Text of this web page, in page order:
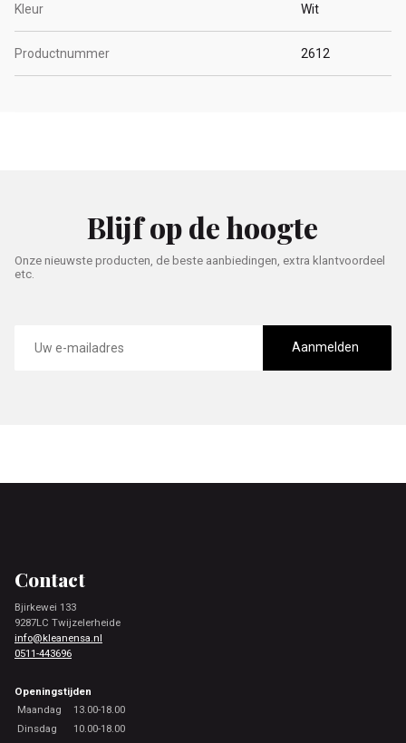
Kleur Wit
Productnummer 2612
Blijf op de hoogte
Onze nieuwste producten, de beste aanbiedingen, extra klantvoordeel
etc.
mailadres
Aanmelden
Contact
Bjirkewei 133
9287LC Twijzelerheide
info@kleanensa.nl
0511-443696
Openingstijden
Maandag
13.00-18.00
Dinsdag
10.00-18.00